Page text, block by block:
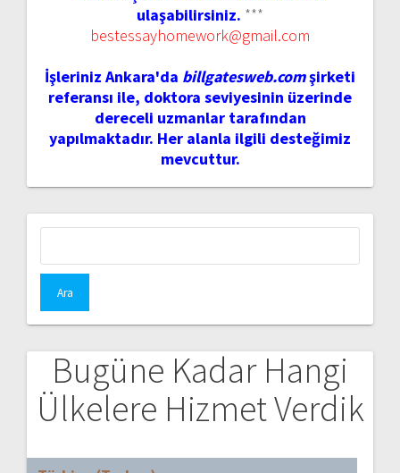
ulaşabilirsiniz. ***
bestessayhomework@gmail.com
İşleriniz Ankara'da billgatesweb.comşirketi
referansı ile, doktora seviyesinin üzerinde
dereceli uzmanlar tarafından
yapılmaktadır. Her alanla ilgili desteğimiz
mevcuttur.
Bugüne Kadar Hangi
Ülkelere Hizmet Verdik